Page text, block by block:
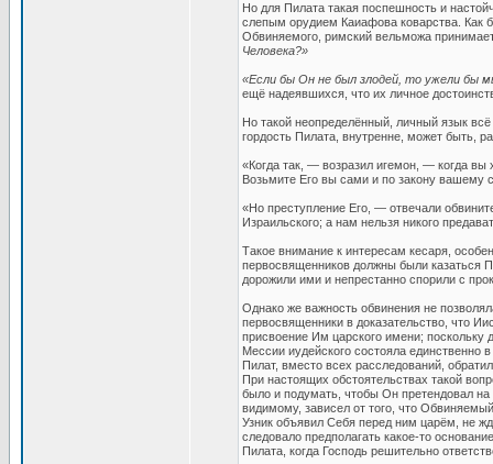
Но для Пилата такая поспешность и
слепым орудием Каиафова коварства. Как
Обвиняемого, римский вельможа
Человека?»
«Если бы Он не был злодей, то ужели бы
ещё надеявшихся, что их личное
Но такой неопределённый, личный язык
гордость Пилата, внутренне, может быть,
«Когда так, — возразил игемон, — когда вы
Возьмите Его вы сами и по закону вашему
«Но преступление Его, — отвечали
Израильского; а нам нельзя никого
Такое внимание к интересам кесаря,
первосвященников должны были казаться
дорожили ими и непрестанно спорили с
Однако же важность обвинения не
первосвященники в доказательство, что
присвоение Им царского имени; поскольку
Мессии иудейского состояла единственно
Пилат, вместо всех расследований,
При настоящих обстоятельствах такой
было и подумать, чтобы Он претендовал
видимому, зависел от того, что
Узник объявил Себя перед ним царём, не
следовало предполагать какое-то
Пилата, когда Господь решительно